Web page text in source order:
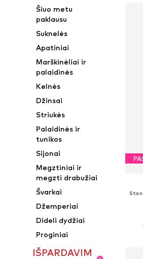
Šiuo metu
paklausu
Suknelės
Apatiniai
Marškinėliai ir
palaidinės
Kelnės
Džinsai
Striukės
Palaidinės ir
tunikos
Sijonai
Megztiniai ir
megzti drabužiai
Švarkai
Džemperiai
Dideli dydžiai
Proginiai
IŠPARDAVIM